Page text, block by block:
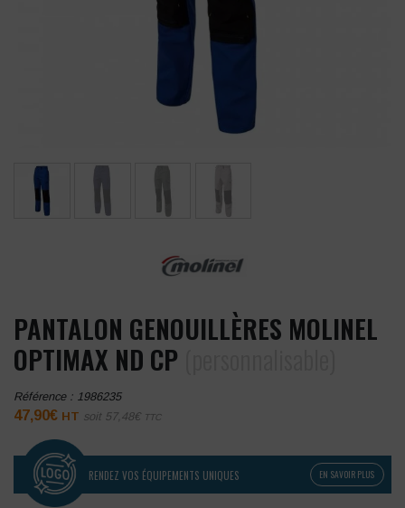
PANTALON GENOUILLÈRES MOLINEL
OPTIMAX ND CP
Référence : 1986235
47,90€ HT soit 57,48€ TTC
RENDEZ VOS ÉQUIPEMENTS UNIQUES EN SAVOIR PLUS